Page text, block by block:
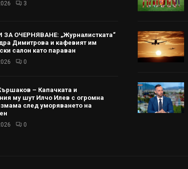
3
ЗА ОЧЕРНЯВАНЕ: „Журналистката“
Димитрова и кафевият им
салон като параван
0
– Капачката и
му шут Илчо Илев с огромна
след уморяването на
0